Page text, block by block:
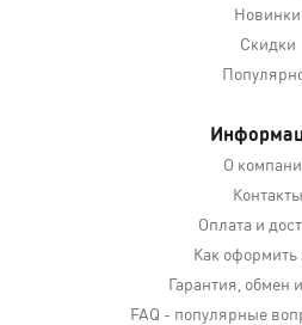
Новинки
Скидки
О
Контакты
Оплата и
Как оформить
Гарантия, обмен
FAQ - популярные